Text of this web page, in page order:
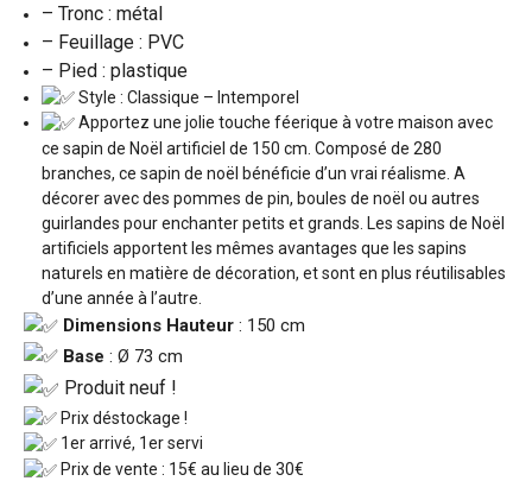
– Tronc : métal
– Feuillage : PVC
– Pied : plastique
Style : Classique – Intemporel
Apportez une jolie touche féerique à votre maison avec
ce sapin de Noël artificiel de 150 cm. Composé de 280
branches, ce sapin de noël bénéficie d’un vrai réalisme. A
décorer avec des pommes de pin, boules de noël ou autres
guirlandes pour enchanter petits et grands. Les sapins de Noël
artificiels apportent les mêmes avantages que les sapins
naturels en matière de décoration, et sont en plus réutilisables
d’une année à l’autre.
Dimensions Hauteur : 150 cm
Base : Ø 73 cm
Produit neuf !
Prix déstockage !
1er arrivé, 1er servi
Prix de vente : 15€ au lieu de 30€